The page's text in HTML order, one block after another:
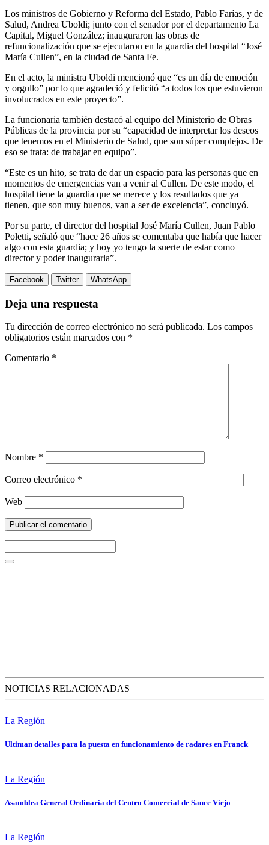
Los ministros de Gobierno y Reforma del Estado, Pablo Farías, y de
Salud, Andrea Uboldi; junto con el senador por el departamento La
Capital, Miguel González; inauguraron las obras de
refuncionalización que se ejecutaron en la guardia del hospital “José
María Cullen”, en la ciudad de Santa Fe.
En el acto, la ministra Uboldi mencionó que “es un día de emoción
y orgullo” por lo que agradeció y felicitó “a todos los que estuvieron
involucrados en este proyecto”.
La funcionaria también destacó al equipo del Ministerio de Obras
Públicas de la provincia por su “capacidad de interpretar los deseos
que tenemos en el Ministerio de Salud, que son súper complejos. De
eso se trata: de trabajar en equipo”.
“Este es un hito, se trata de dar un espacio para las personas que en
momentos de emergencias van a venir al Cullen. De este modo, el
hospital tiene la guardia que se merece y los resultados que ya
tienen, que son muy buenos, van a ser de excelencia”, concluyó.
Por su parte, el director del hospital José María Cullen, Juan Pablo
Poletti, señaló que “hace 26 años se comentaba que había que hacer
algo con esta guardia; y hoy yo tengo la suerte de estar como
director y poder inaugurarla”.
Facebook Twitter WhatsApp
Deja una respuesta
Tu dirección de correo electrónico no será publicada. Los campos
obligatorios están marcados con *
Comentario *
Nombre *
Correo electrónico *
Web
NOTICIAS RELACIONADAS
La Región
Ultiman detalles para la puesta en funcionamiento de radares en Franck
La Región
Asamblea General Ordinaria del Centro Comercial de Sauce Viejo
La Región